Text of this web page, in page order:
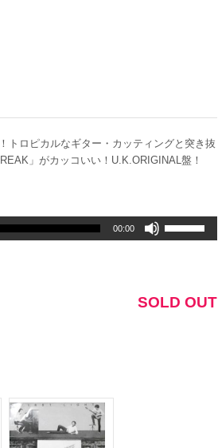
トロピカルなギター・カッティングと突き抜
」がカッコいい！U.K.ORIGINAL盤！
00:00
ボ
リ
調
SOLD OUT